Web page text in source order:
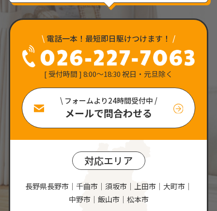
\ 電話一本！最短即日駆けつけます！ /
[ 受付時間 ] 8:00〜18:30 祝日・元旦除く
\ フォームより24時間受付中 /
メールで問合わせる
対応エリア
長野県長野市｜千曲市｜須坂市｜上田市｜大町市｜
中野市｜飯山市｜松本市